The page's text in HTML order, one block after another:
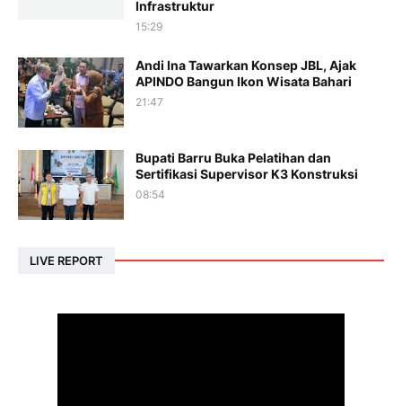
Infrastruktur
15:29
Andi Ina Tawarkan Konsep JBL, Ajak
APINDO Bangun Ikon Wisata Bahari
21:47
Bupati Barru Buka Pelatihan dan
Sertifikasi Supervisor K3 Konstruksi
08:54
LIVE REPORT